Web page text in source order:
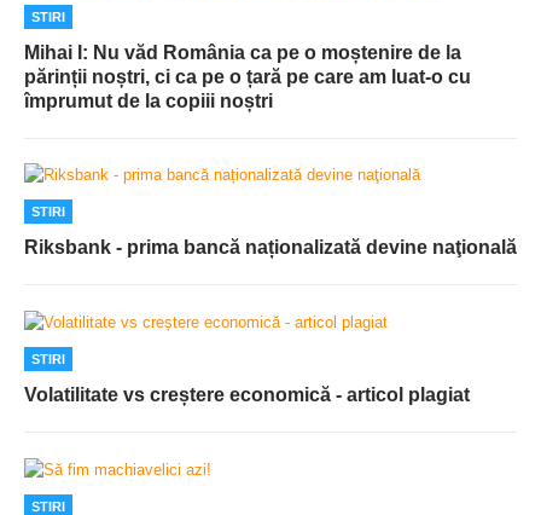
STIRI
Mihai I: Nu văd România ca pe o moștenire de la
părinții noștri, ci ca pe o țară pe care am luat-o cu
împrumut de la copiii noștri
STIRI
Riksbank - prima bancă naționalizată devine naţională
STIRI
Volatilitate vs creștere economică - articol plagiat
STIRI